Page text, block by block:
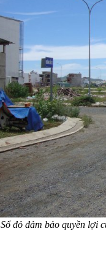
Sổ đỏ đảm bảo quyền lợi